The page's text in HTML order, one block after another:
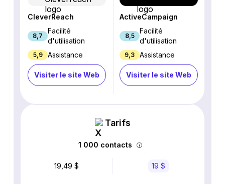
CleverReach
8,7
Facilité
d'utilisation
5,9 Assistance
Visiter le site Web
ActiveCampaign
8,5
Facilité
d'utilisation
9,3 Assistance
Visiter le site Web
Tarifs
1 000 contacts
19,49 $ 19 $